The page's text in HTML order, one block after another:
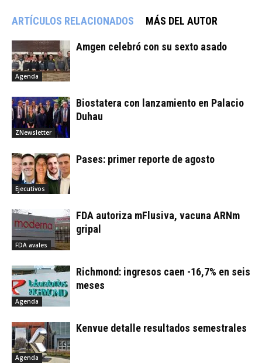
ARTÍCULOS RELACIONADOS MÁS DEL AUTOR
Agenda
Amgen celebró con su sexto asado
ZNewsletter
Biostatera con lanzamiento en Palacio
Duhau
Ejecutivos
Pases: primer reporte de agosto
FDA avales
FDA autoriza mFlusiva, vacuna ARNm
gripal
Agenda
Richmond: ingresos caen -16,7% en seis
meses
Agenda
Kenvue detalle resultados semestrales